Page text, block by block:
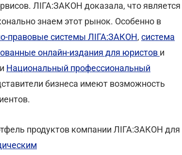
ЛІГА:ЗАКОН доказала, что является
знаем этот рынок. Особенно в
правовые системы ЛІГА:ЗАКОН, система
онлайн-издания для юристов и
Национальный профессиональный
бизнеса имеют возможность
продуктов компании ЛІГА:ЗАКОН для